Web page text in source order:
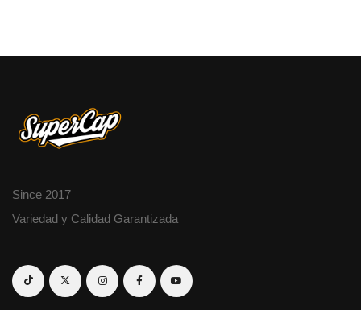
Since 2017
Variedad y Calidad Garantizada